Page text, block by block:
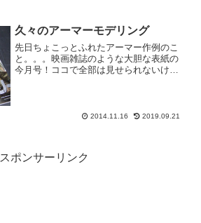
久々のアーマーモデリング
先日ちょこっとふれたアーマー作例のこ
と。。。映画雑誌のような大胆な表紙の
今月号！ココで全部は見せられないけ
せていただいてから、こと...
2014.11.16 2019.09.21
スポンサーリンク